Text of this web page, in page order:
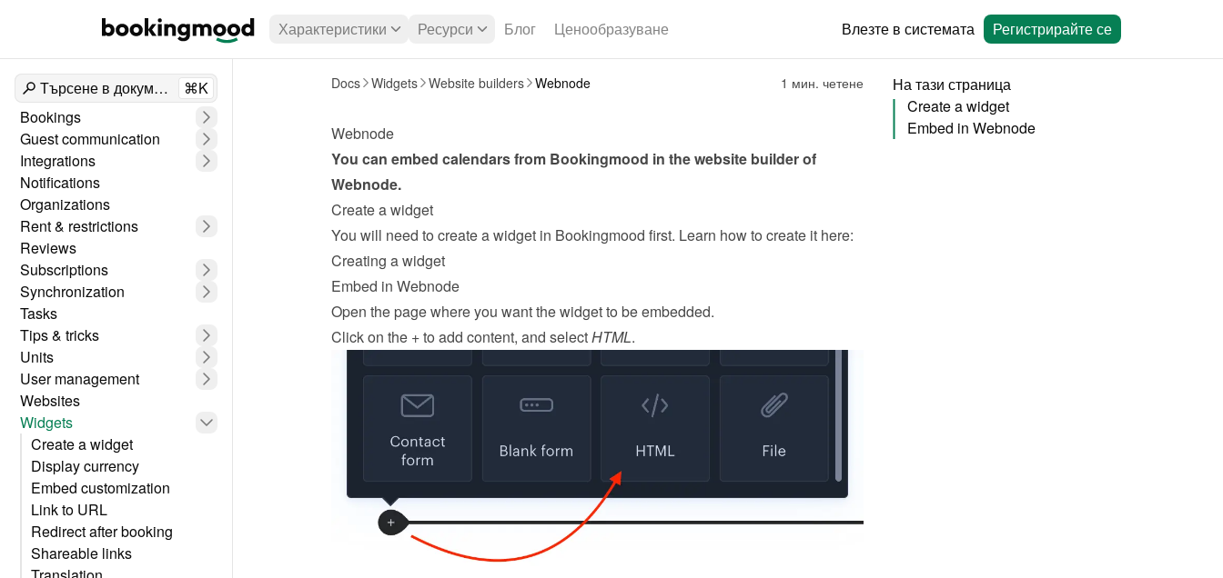
Характеристики Ресурси Блог Ценообразуване Влезте в системата Регистрирайте се
Търсене в документи ⌘K
Bookings
Guest communication
Integrations
Notifications
Organizations
Rent & restrictions
Reviews
Subscriptions
Synchronization
Tasks
Tips & tricks
Units
User management
Websites
Widgets
Create a widget
Display currency
Embed customization
Link to URL
Redirect after booking
Shareable links
Docs Widgets Website builders Webnode 1 мин. четене
Webnode
You can embed calendars from Bookingmood in the website builder of
Webnode.
Create a widget
Creating a widget
Embed in Webnode
Open the page where you want the widget to be embedded.
Click on the + to add content, and select HTML.
На тази страница
Create a widget
Embed in Webnode